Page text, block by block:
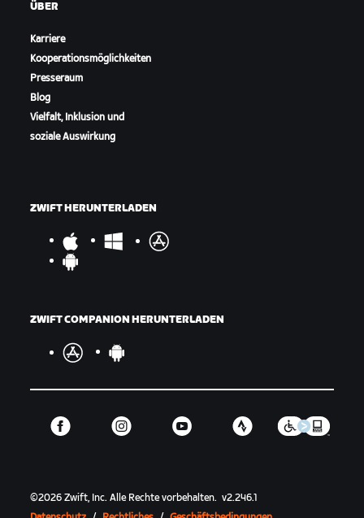
ÜBER
Karriere
Kooperationsmöglichkeiten
Presseraum
Blog
Vielfalt, Inklusion und
soziale Auswirkung
ZWIFT HERUNTERLADEN
ZWIFT COMPANION HERUNTERLADEN
©2026 Zwift, Inc.Alle Rechte vorbehalten. v2.246.1